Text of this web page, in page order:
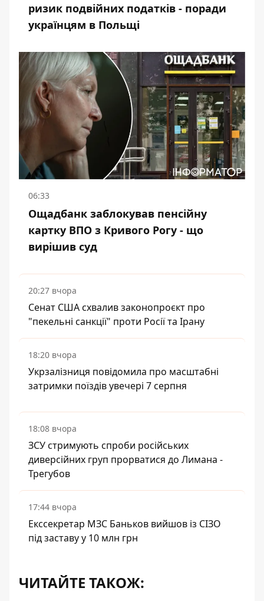
ризик подвійних податків - поради
українцям в Польщі
06:33
Ощадбанк заблокував пенсійну
картку ВПО з Кривого Рогу - що
вирішив суд
20:27 вчора
Сенат США схвалив законопроєкт про
"пекельні санкції" проти Росії та Ірану
18:20 вчора
Укрзалізниця повідомила про масштабні
затримки поїздів увечері 7 серпня
18:08 вчора
ЗСУ стримують спроби російських
диверсійних груп прорватися до Лимана -
Трегубов
17:44 вчора
Екссекретар МЗС Баньков вийшов із СІЗО
під заставу у 10 млн грн
ЧИТАЙТЕ ТАКОЖ: